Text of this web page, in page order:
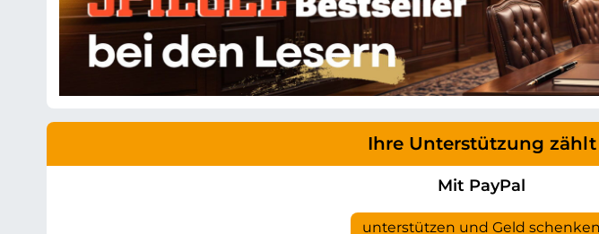
Ihre Unterstützung zählt
Mit PayPal
unterstützen und Geld schenken